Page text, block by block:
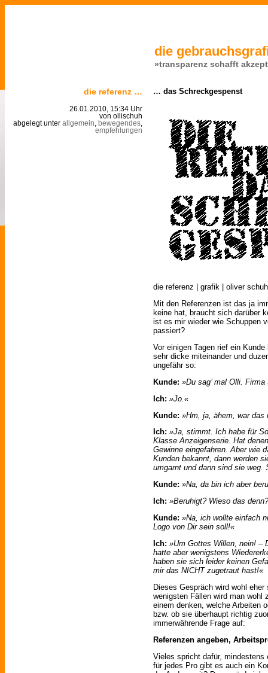
die
»transparenz schafft
die referenz …
26.01.2010, 15:34 Uhr
von ollischuh
abgelegt unter allgemein bewegendes
empfehlungen
… das Schreckgespenst
die referenz | grafik | oliver schuh
Mit den Referenzen ist das ja
keine hat, braucht sich darüber
ist es mir wieder wie Schuppen
passiert?
Vor einigen Tagen rief ein
sehr dicke miteinander und
ungefähr so:
Kunde: »Du sag’ mal Olli.
Ich: »Jo.«
Kunde: »Hm, ja, ähem, war das
Ich: »Ja, stimmt. Ich habe für
Klasse Anzeigenserie. Hat
Gewinne eingefahren. Aber wie
Kunden bekannt, dann werden
umgarnt und dann sind sie
Kunde: »Na, da bin ich aber
Ich: »Beruhigt? Wieso das
Kunde: »Na, ich wollte einfach
Logo von Dir sein soll!«
Ich: »Um Gottes Willen, nein! –
hatte aber wenigstens
haben sie sich leider keinen
mir das NICHT zugetraut hast!«
Dieses Gespräch wird wohl
wenigsten Fällen wird man wohl
einem denken, welche Arbeiten
bzw. ob sie überhaupt richtig
immerwährende Frage auf:
Referenzen angeben,
Vieles spricht dafür, mindestens
für jedes Pro gibt es auch ein